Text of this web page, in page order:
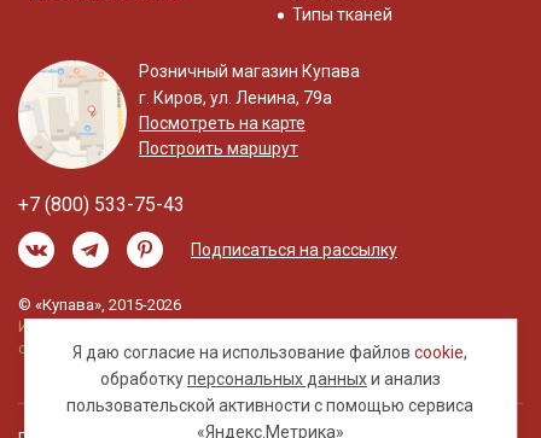
Я даю согласие на использование файловcookie,
обработкуперсональных данныхи анализ
пользовательской активности с помощью сервиса
«Яндекс.Метрика»
Типы тканей
Розничный магазин Купава
г. Киров, ул. Ленина, 79а
Посмотреть на карте
Построить маршрут
+7 (800) 533-75-43
Подписаться на рассылку
© «Купава», 2015-2026
Информация на сайте не является публичной
офертой.